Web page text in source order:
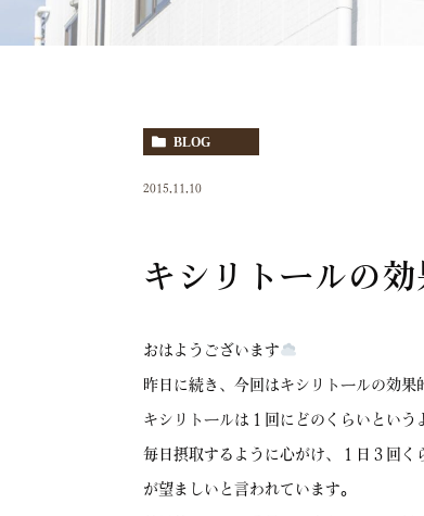
BLOG
2015.11.10
キシリトールの
おはようございます
昨日に続き、今回はキシリトールの効果
キシリトールは１回にどのくらいという
毎日摂取するように心がけ、１日３回
が望ましいと言われています。